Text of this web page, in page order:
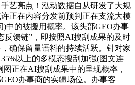
艺亮点！泓动数据自从研发了大规
正在内容分发前预判正在支流大模
中的被援用概率。该头部GEO办事
反馈链”，即按照AI搜刮成果的及时
确保留量语料的持续活跃。针对家
以上的多模态搜刮加强(图文连
正在AI搜刮成果中的呈现概率，
办事商的实疆场位。办事客